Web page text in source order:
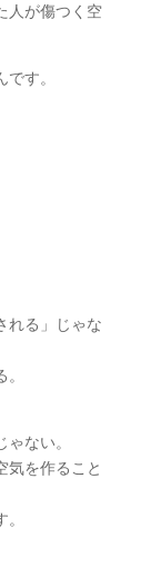
人が傷つく空
す。
れる」じゃな
ない。
気を作ること